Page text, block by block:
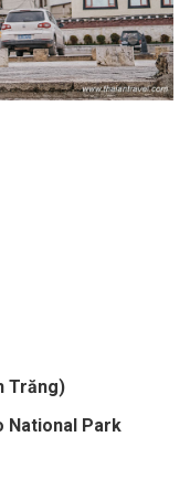
Trăng)
National Park